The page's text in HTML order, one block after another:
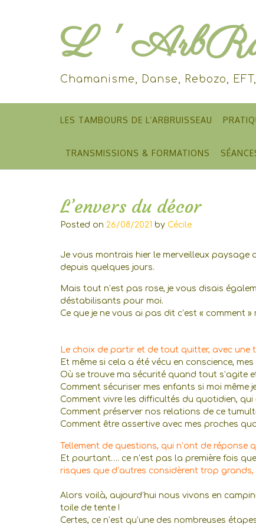
L '
Chamanisme, Danse, Rebozo,
LES TAMBOURS DE L’ARBRUISSEAU
TRANSMISSIONS & FORMATIONS
L’envers du décor
Posted on 26/08/2021 by Cécile
Je vous montrais hier le merveilleux paysage
depuis quelques jours.
Mais tout n’est pas rose, je vous disais
déstabilisants pour moi.
Ce que je ne vous ai pas dit c’est « comment »
Le choix de partir et de tout quitter, avec une
Et même si cela a été vécu en conscience,
Où se trouve ma sécurité quand tout s’agite
Comment sécuriser mes enfants si moi même
Comment vivre les difficultés du quotidien, qui
Comment préserver nos relations de ce
Comment être assertive avec mes proches
Tellement de questions, qui n’ont de réponse
Et pourtant…. ce n’est pas la première fois
risques que d’autres considèrent trop
Alors voilà, aujourd’hui nous vivons en
toile de tente !
Certes, ce n’est qu’une des nombreuses